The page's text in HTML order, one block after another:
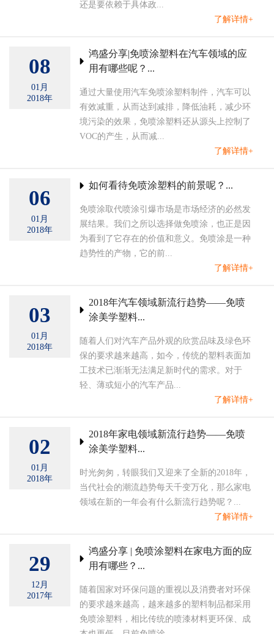
还是要依赖于具体政...
了解详情+
08
01月
2018年
鸿盛分享|免喷涂塑料在汽车领域的应
用有哪些呢？...
通过大量使用汽车免喷涂塑料制件，汽车可以
有效减重，从而达到减排，降低油耗，减少环
境污染的效果，免喷涂塑料还从源头上控制了
VOC的产生，从而减...
了解详情+
06
01月
2018年
如何看待免喷涂塑料的前景呢？...
免喷涂取代喷涂引爆市场是市场经济的必然发
展结果。我们之所以选择做免喷涂，也正是因
为看到了它存在的价值和意义。免喷涂是一种
趋势性的产物，它的前...
了解详情+
03
01月
2018年
2018年汽车领域新流行趋势——免喷
涂美学塑料...
随着人们对汽车产品外观的欣赏品味及绿色环
保的要求越来越高，如今，传统的塑料表面加
工技术已渐渐无法满足新时代的需求。对于
轻、薄或短小的汽车产品...
了解详情+
02
01月
2018年
2018年家电领域新流行趋势——免喷
涂美学塑料...
时光匆匆，转眼我们又迎来了全新的2018年，
当代社会的潮流趋势每天千变万化，那么家电
领域在新的一年会有什么新流行趋势呢？...
了解详情+
29
12月
2017年
鸿盛分享 | 免喷涂塑料在家电方面的应
用有哪些？...
随着国家对环保问题的重视以及消费者对环保
的要求越来越高，越来越多的塑料制品都采用
免喷涂塑料，相比传统的喷漆材料更环保、成